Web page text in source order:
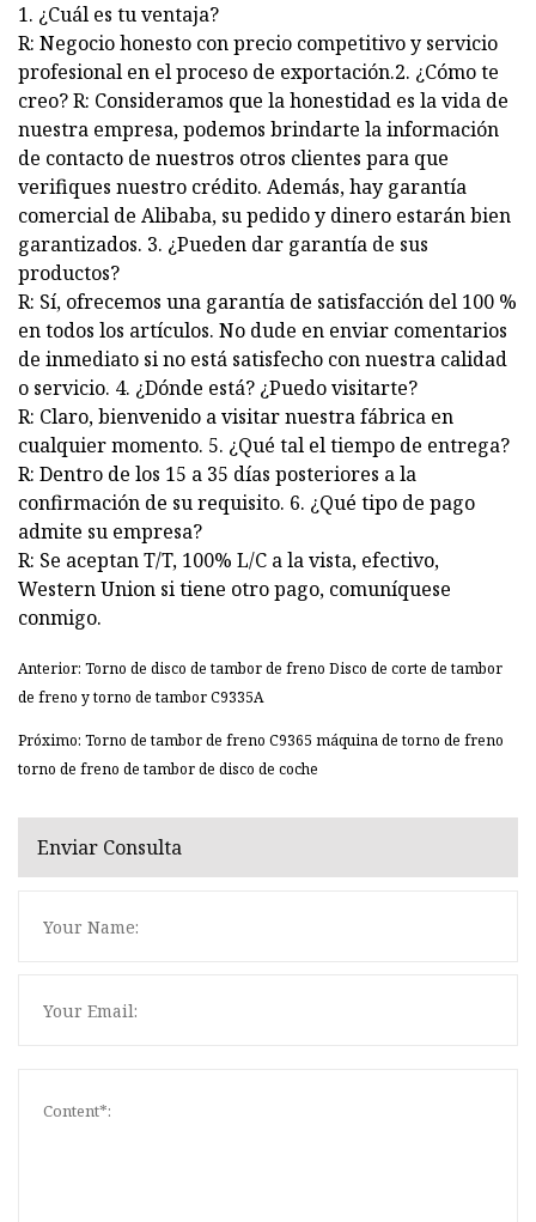
1. ¿Cuál es tu ventaja?
R: Negocio honesto con precio competitivo y servicio
profesional en el proceso de exportación.2. ¿Cómo te
creo? R: Consideramos que la honestidad es la vida de
nuestra empresa, podemos brindarte la información
de contacto de nuestros otros clientes para que
verifiques nuestro crédito. Además, hay garantía
comercial de Alibaba, su pedido y dinero estarán bien
garantizados. 3. ¿Pueden dar garantía de sus
productos?
R: Sí, ofrecemos una garantía de satisfacción del 100 %
en todos los artículos. No dude en enviar comentarios
de inmediato si no está satisfecho con nuestra calidad
o servicio. 4. ¿Dónde está? ¿Puedo visitarte?
R: Claro, bienvenido a visitar nuestra fábrica en
cualquier momento. 5. ¿Qué tal el tiempo de entrega?
R: Dentro de los 15 a 35 días posteriores a la
confirmación de su requisito. 6. ¿Qué tipo de pago
admite su empresa?
R: Se aceptan T/T, 100% L/C a la vista, efectivo,
Western Union si tiene otro pago, comuníquese
conmigo.
Anterior: Torno de disco de tambor de freno Disco de corte de tambor
de freno y torno de tambor C9335A
Próximo: Torno de tambor de freno C9365 máquina de torno de freno
torno de freno de tambor de disco de coche
Enviar Consulta